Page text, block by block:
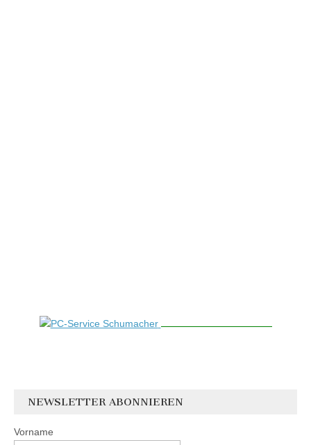
NEWSLETTER ABONNIEREN
Vorname